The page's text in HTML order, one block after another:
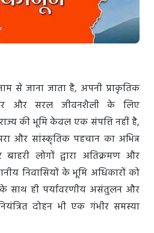
से जाना जाता है, अपनी प्राकृतिक
और सरल जीवनशैली के लिए
की भूमि केवल एक संपत्ति नहीं है,
और सांस्कृतिक पहचान का अभिन्न
लोगों द्वारा अतिक्रमण और
निवासियों के भूमि अधिकारों को
साथ ही पर्यावरणीय असंतुलन और
दोहन भी एक गंभीर समस्या